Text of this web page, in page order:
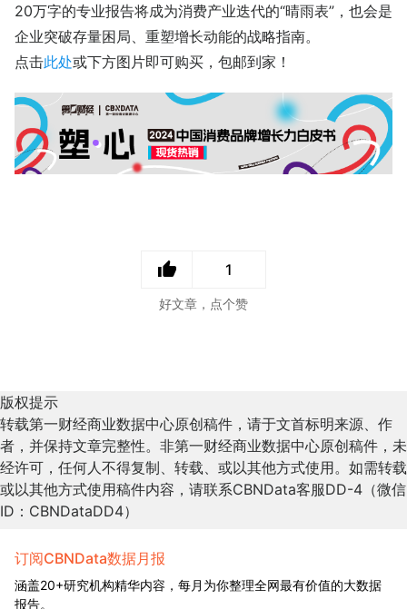
20万字的专业报告将成为消费产业迭代的“晴雨表”，也会是
企业突破存量困局、重塑增长动能的战略指南。
点击此处或下方图片即可购买，包邮到家！
1
好文章，点个赞
版权提示
转载第一财经商业数据中心原创稿件，请于文首标明来源、作
者，并保持文章完整性。非第一财经商业数据中心原创稿件，未
经许可，任何人不得复制、转载、或以其他方式使用。如需转载
或以其他方式使用稿件内容，请联系CBNData客服DD-4（微信
ID：CBNDataDD4）
订阅CBNData数据月报
涵盖20+研究机构精华内容，每月为你整理全网最有价值的大数据
报告。